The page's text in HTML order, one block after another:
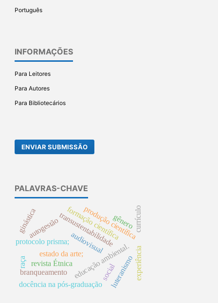
Português
INFORMAÇÕES
Para Leitores
Para Autores
Para Bibliotecários
ENVIAR SUBMISSÃO
PALAVRAS-CHAVE
estado da arte;
protocolo prisma;
educação ambiental.
autogestãotransustentabilidade
docência na pós-graduação
formação científica
revista Étnica luteranismo
produção científica
branqueamento
ginástica
audiovisual
gênero
raça experiência
social
currículo